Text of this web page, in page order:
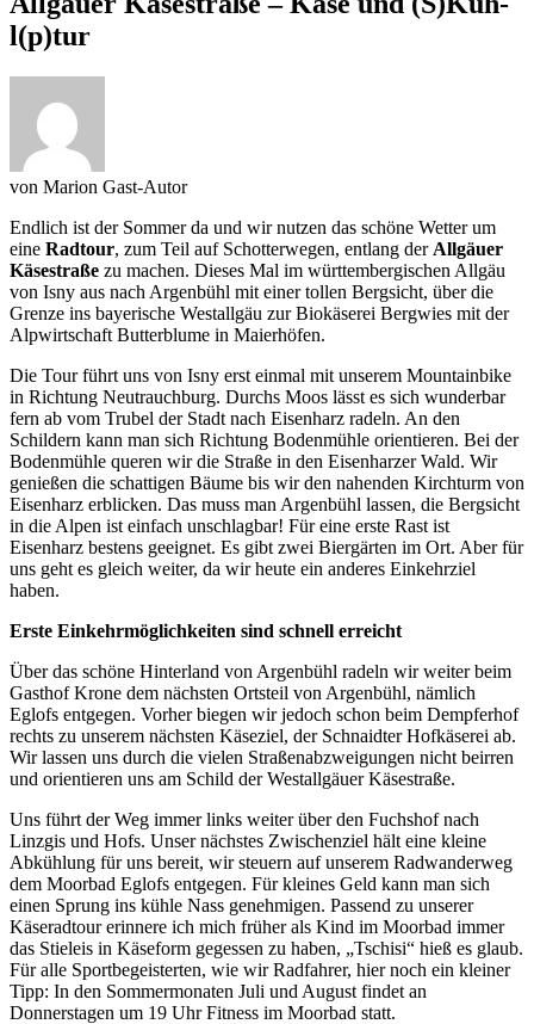
l(p)tur
von Marion Gast-Autor
Endlich ist der Sommer da und wir nutzen das schöne Wetter um
eine Radtour, zum Teil auf Schotterwegen, entlang der Allgäuer
Käsestraße zu machen. Dieses Mal im württembergischen Allgäu
von Isny aus nach Argenbühl mit einer tollen Bergsicht, über die
Grenze ins bayerische Westallgäu zur Biokäserei Bergwies mit der
Alpwirtschaft Butterblume in Maierhöfen.
Die Tour führt uns von Isny erst einmal mit unserem Mountainbike
in Richtung Neutrauchburg. Durchs Moos lässt es sich wunderbar
fern ab vom Trubel der Stadt nach Eisenharz radeln. An den
Schildern kann man sich Richtung Bodenmühle orientieren. Bei der
Bodenmühle queren wir die Straße in den Eisenharzer Wald. Wir
genießen die schattigen Bäume bis wir den nahenden Kirchturm von
Eisenharz erblicken. Das muss man Argenbühl lassen, die Bergsicht
in die Alpen ist einfach unschlagbar! Für eine erste Rast ist
Eisenharz bestens geeignet. Es gibt zwei Biergärten im Ort. Aber für
uns geht es gleich weiter, da wir heute ein anderes Einkehrziel
haben.
Erste Einkehrmöglichkeiten sind schnell erreicht
Über das schöne Hinterland von Argenbühl radeln wir weiter beim
Gasthof Krone dem nächsten Ortsteil von Argenbühl, nämlich
Eglofs entgegen. Vorher biegen wir jedoch schon beim Dempferhof
rechts zu unserem nächsten Käseziel, der Schnaidter Hofkäserei ab.
Wir lassen uns durch die vielen Straßenabzweigungen nicht beirren
und orientieren uns am Schild der Westallgäuer Käsestraße.
Uns führt der Weg immer links weiter über den Fuchshof nach
Linzgis und Hofs. Unser nächstes Zwischenziel hält eine kleine
Abkühlung für uns bereit, wir steuern auf unserem Radwanderweg
dem Moorbad Eglofs entgegen. Für kleines Geld kann man sich
einen Sprung ins kühle Nass genehmigen. Passend zu unserer
Käseradtour erinnere ich mich früher als Kind im Moorbad immer
das Stieleis in Käseform gegessen zu haben, „Tschisi“ hieß es glaub.
Für alle Sportbegeisterten, wie wir Radfahrer, hier noch ein kleiner
Tipp: In den Sommermonaten Juli und August findet an
Donnerstagen um 19 Uhr Fitness im Moorbad statt.